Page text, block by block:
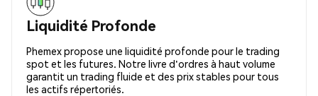
Liquidité Profonde
Phemex propose une liquidité profonde pour le trading
spot et les futures. Notre livre d'ordres à haut volume
garantit un trading fluide et des prix stables pour tous
les actifs répertoriés.